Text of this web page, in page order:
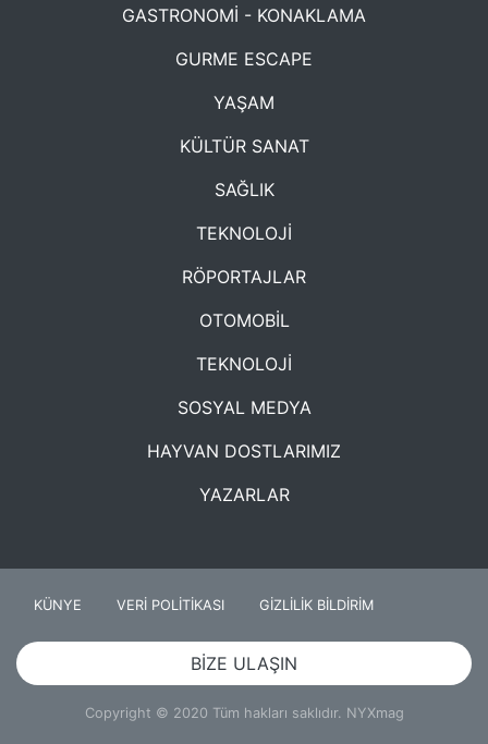
GASTRONOMİ - KONAKLAMA
GURME ESCAPE
YAŞAM
KÜLTÜR SANAT
SAĞLIK
TEKNOLOJİ
RÖPORTAJLAR
OTOMOBİL
TEKNOLOJİ
SOSYAL MEDYA
HAYVAN DOSTLARIMIZ
YAZARLAR
KÜNYE VERİ POLİTİKASI GİZLİLİK BİLDİRİM
BİZE ULAŞIN
Copyright © 2020 Tüm hakları saklıdır. NYXmag